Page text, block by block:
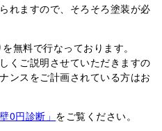
れますので、そろそろ塗装が必
無料で行なっております。
くご説明させていただきますの
ンスをご計画されている方はお
0円診断」 をご覧ください。